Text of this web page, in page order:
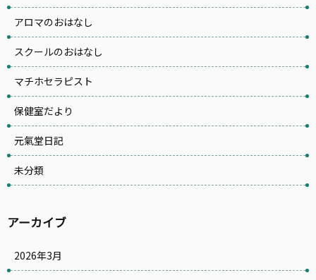
アロマのおはなし
スクールのおはなし
マチホセラピスト
保健室だより
元氣堂日記
未分類
アーカイブ
2026年3月